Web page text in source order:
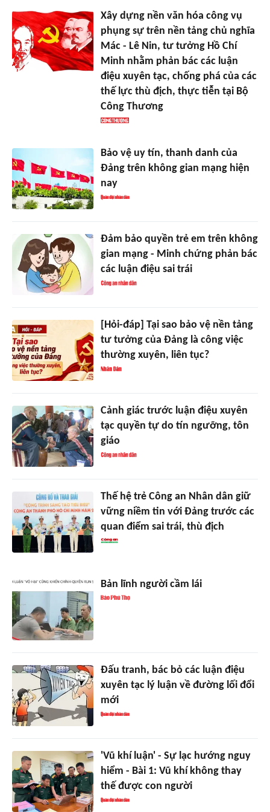
Xây dựng nền văn hóa công vụ
phụng sự trên nền tảng chủ nghĩa
Mác - Lê Nin, tư tưởng Hồ Chí
Minh nhằm phản bác các luận
điệu xuyên tạc, chống phá của các
thế lực thù địch, thực tiễn tại Bộ
Công Thương
Bảo vệ uy tín, thanh danh của
Đảng trên không gian mạng hiện
nay
Đảm bảo quyền trẻ em trên không
gian mạng - Minh chứng phản bác
các luận điệu sai trái
[Hỏi-đáp] Tại sao bảo vệ nền tảng
tư tưởng của Đảng là công việc
thường xuyên, liên tục?
Cảnh giác trước luận điệu xuyên
tạc quyền tự do tín ngưỡng, tôn
giáo
Thế hệ trẻ Công an Nhân dân giữ
vững niềm tin với Đảng trước các
quan điểm sai trái, thù địch
Bản lĩnh người cầm lái
Đấu tranh, bác bỏ các luận điệu
xuyên tạc lý luận về đường lối đổi
mới
'Vũ khí luận' - Sự lạc hướng nguy
hiểm - Bài 1: Vũ khí không thay
thế được con người